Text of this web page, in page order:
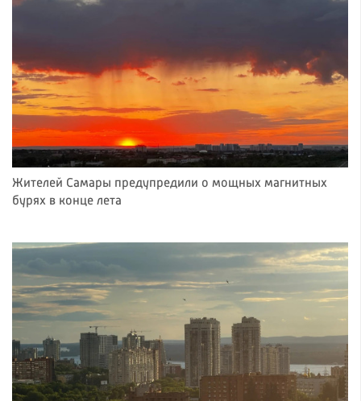
Жителей Самары предупредили о мощных магнитных
бурях в конце лета